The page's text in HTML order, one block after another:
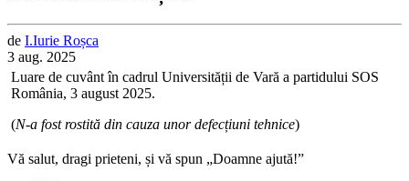
de I.Iurie Roșca
3 aug. 2025
Luare de cuvânt în cadrul Universității de Vară a partidului SOS
România, 3 august 2025.
(N-a fost rostită din cauza unor defecțiuni tehnice)
Vă salut, dragi prieteni, și vă spun „Doamne ajută!”